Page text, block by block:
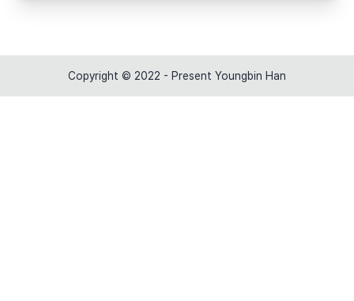
Copyright © 2022 - Present Youngbin Han